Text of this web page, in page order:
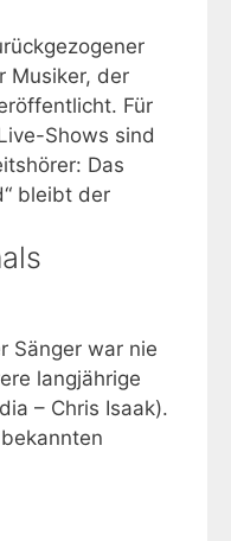
Musiker, der
Für
Shows sind
Das
bleibt der
Sänger war nie
langjährige
– Chris Isaak).